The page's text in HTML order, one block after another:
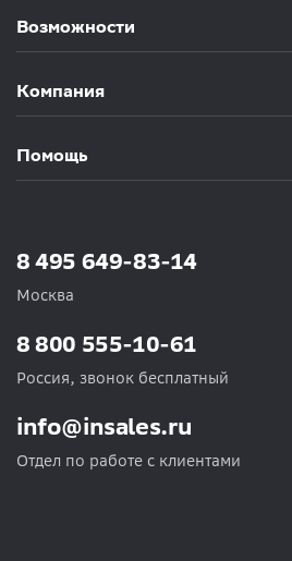
Возможности
Компания
Помощь
8 495 649-83-14
Москва
info@insales.ru
Отдел по работе с клиентами
8 800 555-10-61
Россия, звонок бесплатный